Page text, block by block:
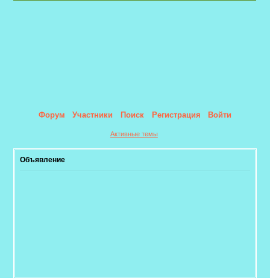
Форум Участники Поиск Регистрация Войти
Активные темы
Объявление